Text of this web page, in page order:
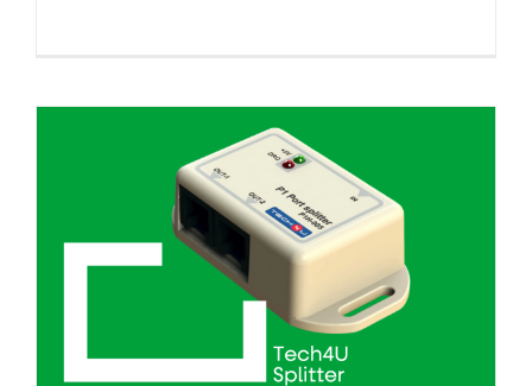
Tech4U Splitter: de beste actieve
P1-splitter op de markt